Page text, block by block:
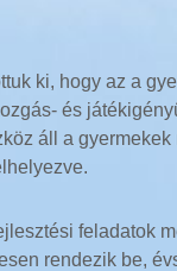
ki, hogy az a
és
áll a
feladatok
rendezik be,